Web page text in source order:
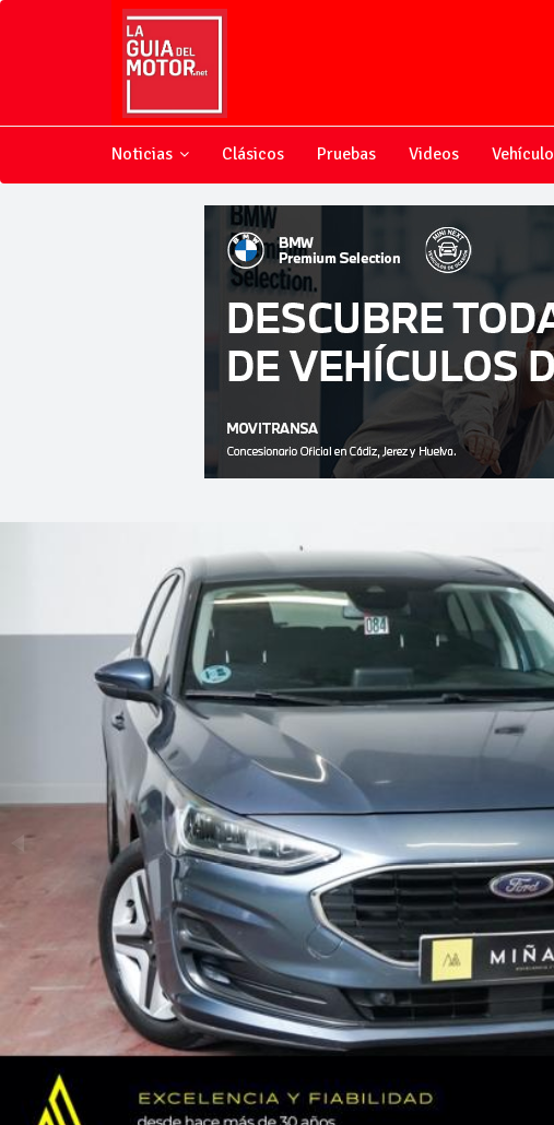
Noticias Clásicos Pruebas Videos